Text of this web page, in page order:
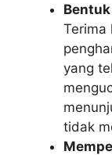
Terima
yang
tidak